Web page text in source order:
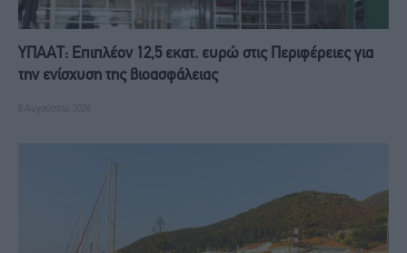
ΥΠΑΑΤ: Επιπλέον 12,5 εκατ. ευρώ στις Περιφέρειες για
την ενίσχυση της βιοασφάλειας
8 Αυγούστου, 2026